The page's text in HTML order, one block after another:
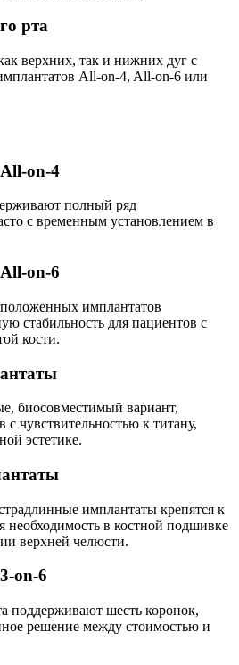
рта
верхних, так и нижних дуг с
All-on-4, All-on-6 или
on-4
полный ряд
с временным установлением в
on-6
имплантатов
стабильность для пациентов с
кости.
биосовместимый вариант,
чувствительностью к титану,
эстетике.
имплантаты крепятся к
необходимость в костной подшивке
верхней челюсти.
on-6
поддерживают шесть коронок,
решение между стоимостью и